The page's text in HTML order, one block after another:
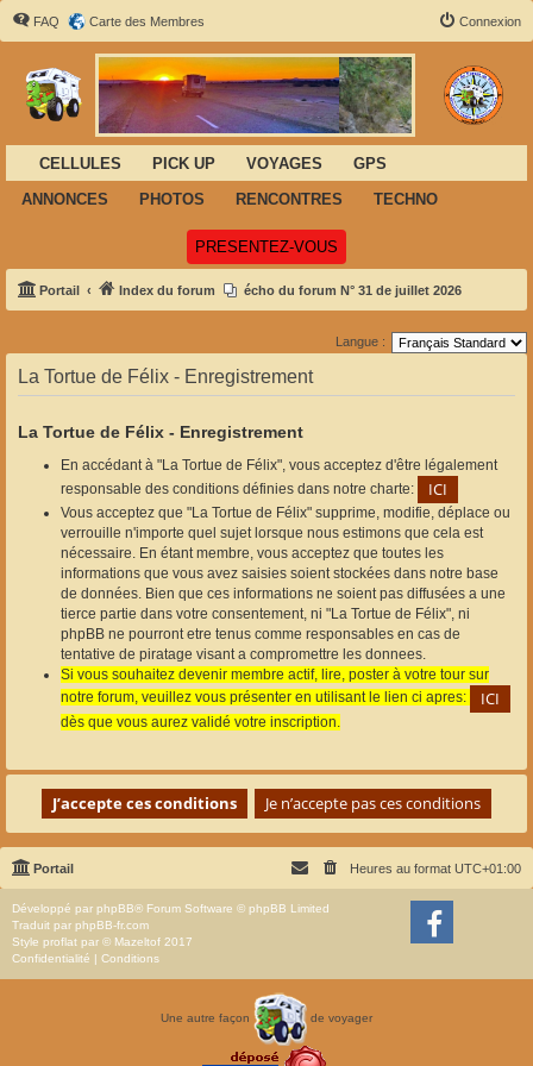
FAQ Carte des Membres Connexion
CELLULES PICK UP VOYAGES
GPS
ANNONCES
PHOTOS RENCONTRES TECHNO
PRESENTEZ-VOUS
Portail Index du forum écho du forum N° 31 de juillet 2026
Langue :
La Tortue de Félix - Enregistrement
La Tortue de Félix - Enregistrement
En accédant à "La Tortue de Félix", vous acceptez d'être légalement
responsable des conditions définies dans notre charte:
Vous acceptez que "La Tortue de Félix" supprime, modifie, déplace ou
verrouille n'importe quel sujet lorsque nous estimons que cela est
nécessaire. En étant membre, vous acceptez que toutes les
informations que vous avez saisies soient stockées dans notre base
de données. Bien que ces informations ne soient pas diffusées a une
tierce partie dans votre consentement, ni "La Tortue de Félix", ni
phpBB ne pourront etre tenus comme responsables en cas de
tentative de piratage visant a compromettre les donnees.
Si vous souhaitez devenir membre actif, lire, poster à votre tour sur
notre forum, veuillez vous présenter en utilisant le lien ci apres:
dès que vous aurez validé votre inscription.
Portail Heures au format UTC+01:00
Développé par phpBB® Forum Software © phpBB Limited
Traduit par phpBB-fr.com
Style proflat par © Mazeltof 2017
Confidentialité | Conditions
Une autre façon de voyager